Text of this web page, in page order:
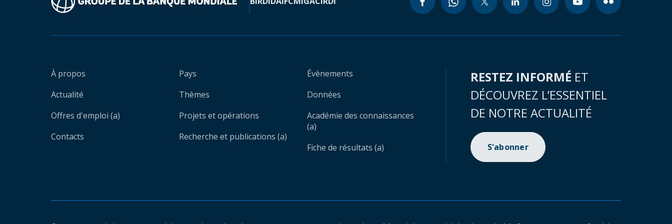
À propos
Actualité
Offres d'emploi (a)
Contacts
Pays
Thèmes
Projets et opérations
Recherche et publications (a)
Évènements
Données
Académie des connaissances
(a)
Fiche de résultats (a)
RESTEZ INFORMÉ ET
DÉCOUVREZ L’ESSENTIEL
DE NOTRE ACTUALITÉ
S'abonner